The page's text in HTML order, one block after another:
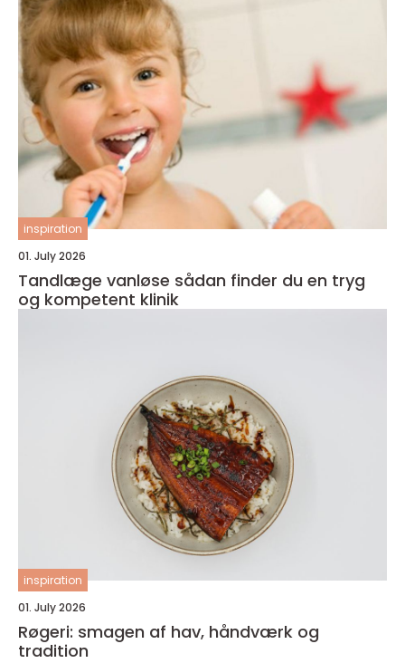
inspiration
01. July 2026
Tandlæge vanløse sådan finder du en tryg
og kompetent klinik
inspiration
01. July 2026
Røgeri: smagen af hav, håndværk og
tradition